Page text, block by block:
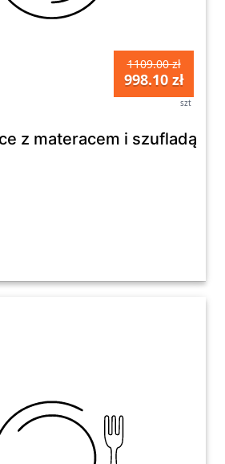
1109.00 zł
998.10 zł
szt
z materacem i szufladą